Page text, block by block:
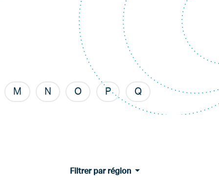
M N O P Q
Filtrer par région